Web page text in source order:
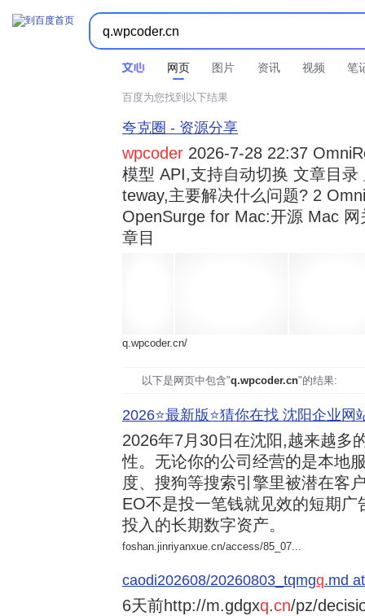
网页 图片 资讯 视频 笔
时间不限  所有网页和文件  站点内检索 
百度为您找到以下结果
夸克圈 - 资源分享
wpcoder 2026-7-28 22:37
模型 API,支持自动切换 文章目
teway,主要解决什么问题? 2
OpenSurge for Mac:开源 Mac
章目
q.wpcoder.cn/
以下是网页中包含"q.wpcoder.cn"的结果:
2026⭐️最新版⭐️猜你在找 沈阳企业网
2026年7月30日在沈阳,越来越多
性。无论你的公司经营的是本地
度、搜狗等搜索引擎里被潜在客
EO不是投一笔钱就见效的短期
投入的长期数字资产。
foshan.jinriyanxue.cn/access/85_07...
caodi202608/20260803_tqmgq.md
6天前http://m.gdgxq.cn/pz/